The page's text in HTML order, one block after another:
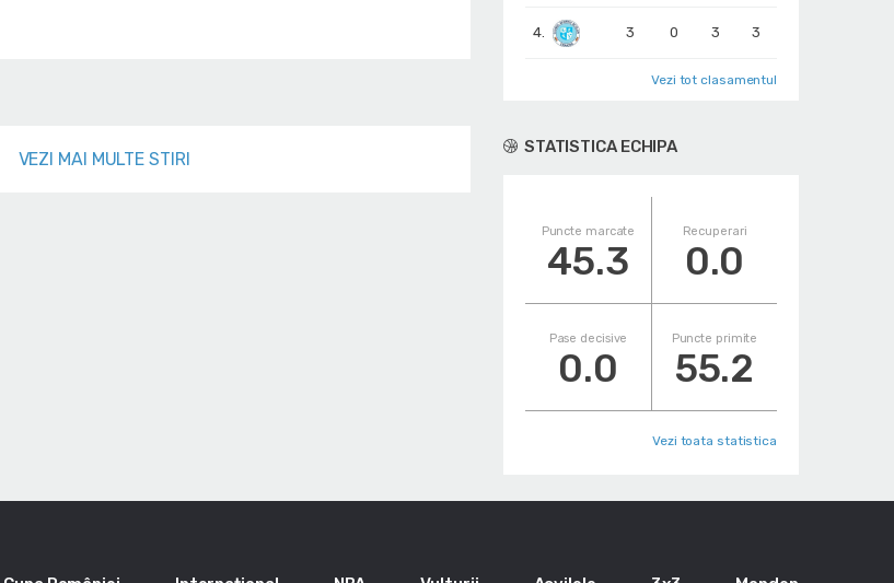
VEZI MAI MULTE STIRI
4. 3 0 3 3
Vezi tot clasamentul
STATISTICA ECHIPA
Puncte marcate
45.3
Recuperari
0.0
Pase decisive
0.0
Puncte primite
55.2
Vezi toata statistica